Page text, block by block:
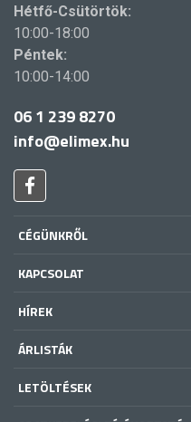
Hétfő-Csütörtök:
10:00-18:00
Péntek:
10:00-14:00
06 1 239 8270
info@elimex.hu
CÉGÜNKRŐL
KAPCSOLAT
HÍREK
ÁRLISTÁK
LETÖLTÉSEK